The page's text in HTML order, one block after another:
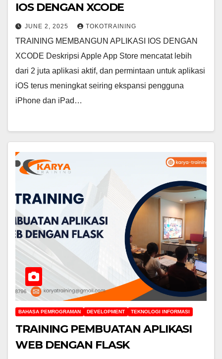
IOS DENGAN XCODE
JUNE 2, 2025 TOKOTRAINING
TRAINING MEMBANGUN APLIKASI IOS DENGAN
XCODE Deskripsi Apple App Store mencatat lebih
dari 2 juta aplikasi aktif, dan permintaan untuk aplikasi
iOS terus meningkat seiring ekspansi pengguna
iPhone dan iPad…
BAHASA PEMROGRAMAN DEVELOPMENT TEKNOLOGI INFORMASI
TRAINING PEMBUATAN APLIKASI
WEB DENGAN FLASK